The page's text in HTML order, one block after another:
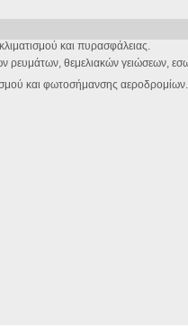
και πυρασφάλειας.
ρευμάτων, θεμελιακών γειώσεων,
και φωτοσήμανσης αεροδρομίων.